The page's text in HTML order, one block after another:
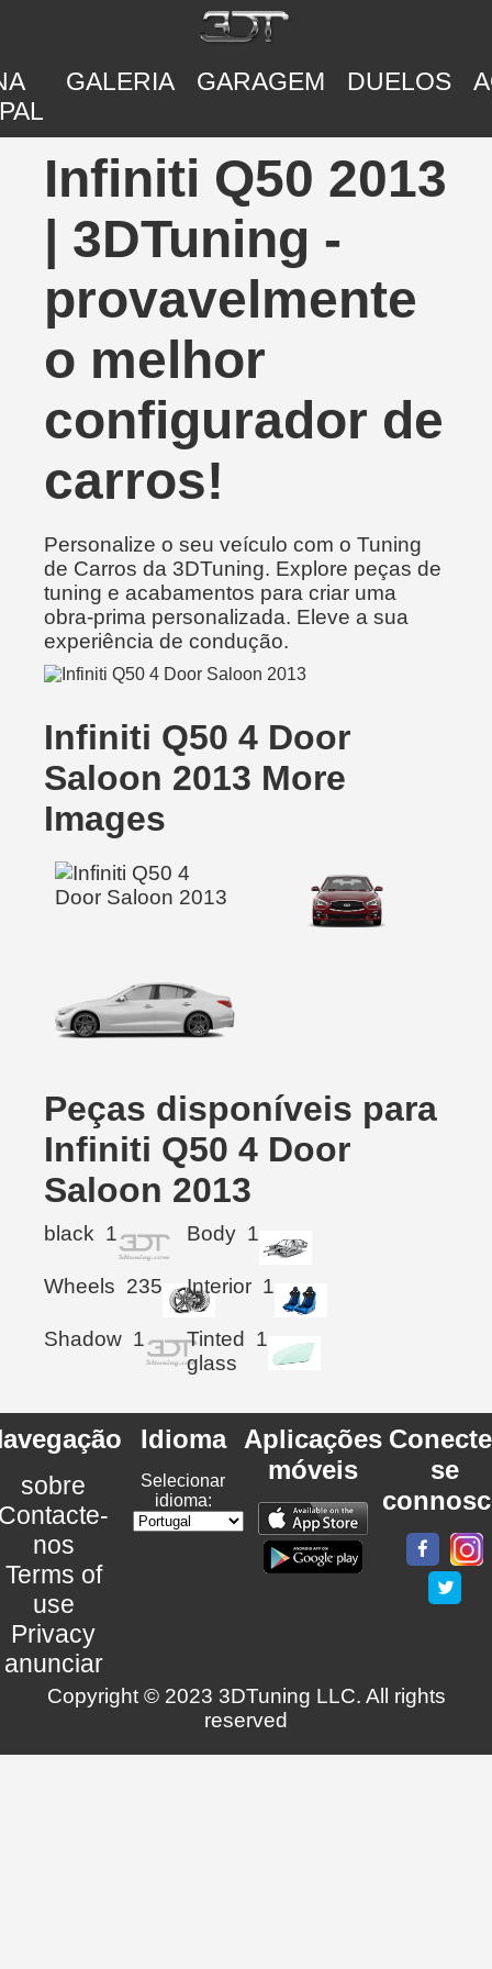
GALERIA GARAGEM DUELOS
Infiniti Q50 2013
| 3DTuning -
provavelmente
o melhor
configurador de
carros!
Personalize o seu veículo com o Tuning
de Carros da 3DTuning. Explore peças de
tuning e acabamentos para criar uma
obra-prima personalizada. Eleve a sua
experiência de condução.
Infiniti Q50 4 Door
Saloon 2013 More
Images
Peças disponíveis para
Infiniti Q50 4 Door
Saloon 2013
black 1 Body 1
Wheels 235 Interior 1
Shadow 1
Tinted
glass
1
sobre
nos
Terms of
use
Privacy
anunciar
Idioma
Selecionar
idioma:
Aplicações
móveis
se
Copyright © 2023 3DTuning LLC. All rights
reserved